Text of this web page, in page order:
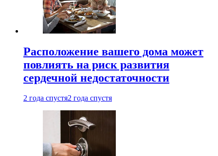
Расположение вашего дома может
повлиять на риск развития
сердечной недостаточности
2 года спустя2 года спустя